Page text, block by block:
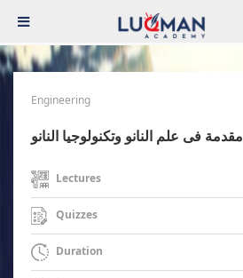
Engineering
مقدمة فى علم النانو وتكنولوجيا النانو
Lectures
Quizzes
Duration